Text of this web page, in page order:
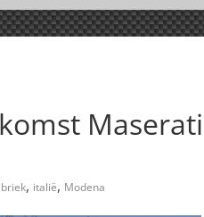
, italië, Modena